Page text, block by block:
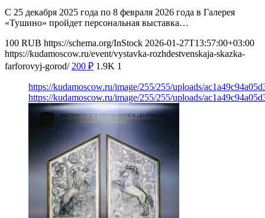
С 25 декабря 2025 года по 8 февраля 2026 года в Галерея
«Тушино» пройдет персональная выставка…
100 RUB https://schema.org/InStock 2026-01-27T13:57:00+03:00
https://kudamoscow.ru/event/vystavka-rozhdestvenskaja-skazka-
farforovyj-gorod/ 200 ₽ 1.9K 1
https://kudamoscow.ru/image/255/255/uploads/
https://kudamoscow.ru/image/255/255/uploads/